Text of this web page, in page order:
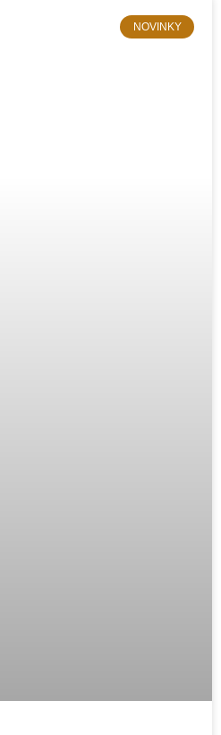
NOVINKY